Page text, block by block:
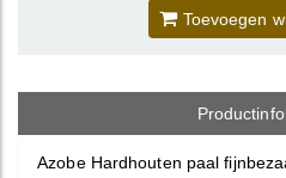
Toevoegen
Azobe Hardhouten paal